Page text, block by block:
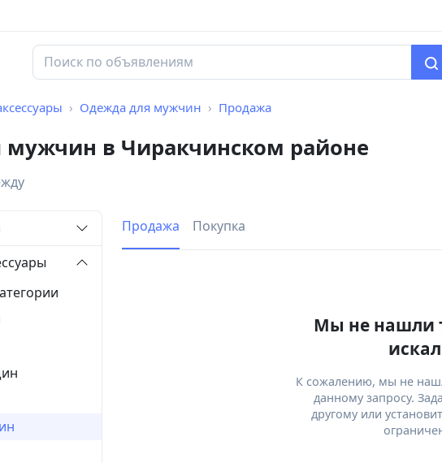
Одежда для мужчин Продажа
в Чиракчинском районе
Продажа Покупка
Мы не нашли
К сожалению, мы не
данному запросу.
другому или